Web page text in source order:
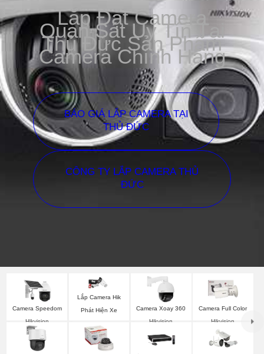
Lắp Đặt Camera
Quan Sát Uy Tín Tại
Thủ Đức Sản Phẩm
Camera Chính Hãng
BÁO GIÁ LẮP CAMERA TẠI
THỦ ĐỨC
CÔNG TY LẮP CAMERA THỦ
ĐỨC
Camera Speedom
Hikvision
Lắp Camera Hik
Phát Hiện Xe
Camera Xoay 360
Hikvision
Camera Full Color
Hikvision